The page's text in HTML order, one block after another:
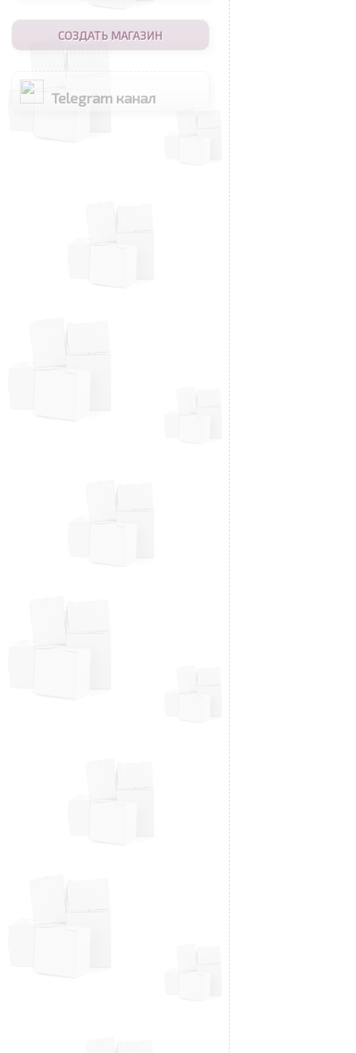
СОЗДАТЬ МАГАЗИН
Telegram канал